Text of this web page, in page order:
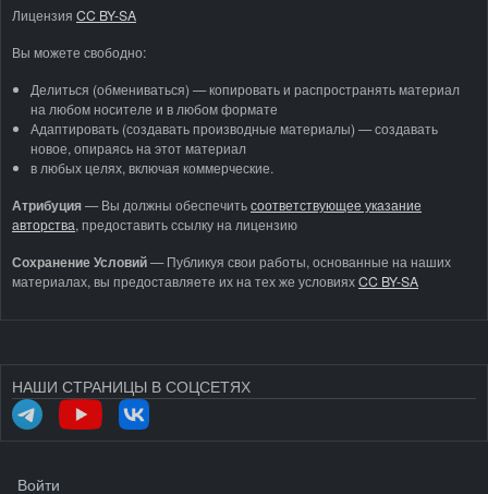
Лицензия CC BY-SA
Вы можете свободно:
Делиться (обмениваться) — копировать и распространять материал
на любом носителе и в любом формате
Адаптировать (создавать производные материалы) — создавать
новое, опираясь на этот материал
в любых целях, включая коммерческие.
Атрибуция—Вы должны обеспечитьсоответствующее указание
авторства, предоставить ссылку на лицензию
Сохранение Условий— Публикуя свои работы, основанные на наших
материалах, вы предоставляете их на тех же условияхCC BY-SA
НАШИ СТРАНИЦЫ В СОЦСЕТЯХ
Войти